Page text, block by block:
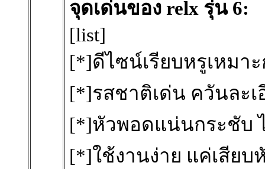
จุดเด่นของ relx รุ่น 6:
[list]
[*]ดีไซน์เรียบหรูเหมา
[*]รสชาติเด่น ควันละเ
[*]หัวพอดแน่นกระชับ
[*]ใช้งานง่าย แค่เสีย